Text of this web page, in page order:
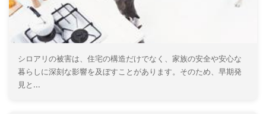
シロアリの被害は、住宅の構造だけでなく、家族の安全や安心な
暮らしに深刻な影響を及ぼすことがあります。そのため、早期発
見と...